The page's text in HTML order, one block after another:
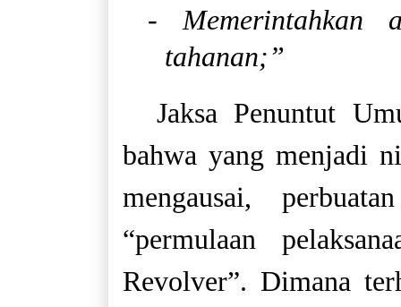
- Memerintahkan
tahanan;”
Jaksa Penuntut
bahwa yang menjadi
mengausai,
“permulaan
Revolver”. Dimana